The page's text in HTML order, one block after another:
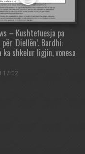
– Kushtetuesja pa
‘Diellën’. Bardhi:
ka shkelur ligjin, vonesa
17:02